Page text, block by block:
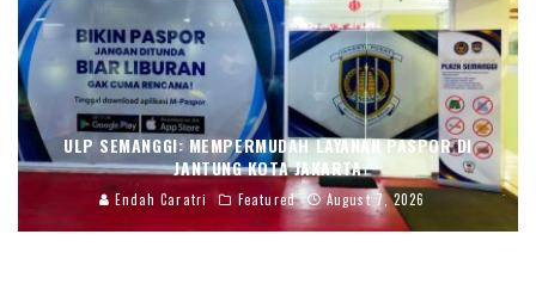
ULP SEMANGGI: MEMPERMUDAH LAYANAN PASPOR DI
JANTUNG KOTA JAKARTA
Endah Caratri Featured August 7, 2026